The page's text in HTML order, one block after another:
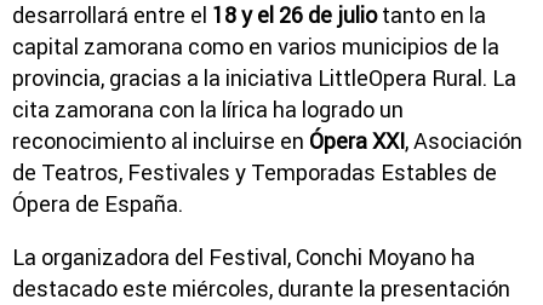
desarrollará entre el 18 y el 26 de juliotanto en la
capital zamorana como en varios municipios de la
provincia, gracias a la iniciativa LittleOpera Rural. La
cita zamorana con la lírica ha logrado un
reconocimiento al incluirse en Ópera XXI, Asociación
de Teatros, Festivales y Temporadas Estables de
Ópera de España.
La organizadora del Festival, Conchi Moyano ha
destacado este miércoles, durante la presentación